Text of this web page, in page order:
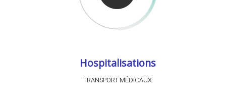
Hospitalisations
TRANSPORT MÉDICAUX